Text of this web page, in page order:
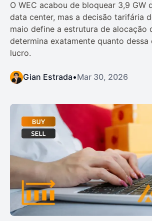
O WEC acabou de bloquear 3,9 GW
data center, mas a decisão tarifária
maio define a estrutura de alocação
determina exatamente quanto dessa
lucro.
Gian Estrada•Mar 30, 2026